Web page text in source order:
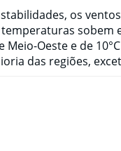
os
sobem
Meio-Oeste e de
das regiões,